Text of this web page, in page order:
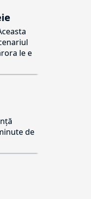
le e
de